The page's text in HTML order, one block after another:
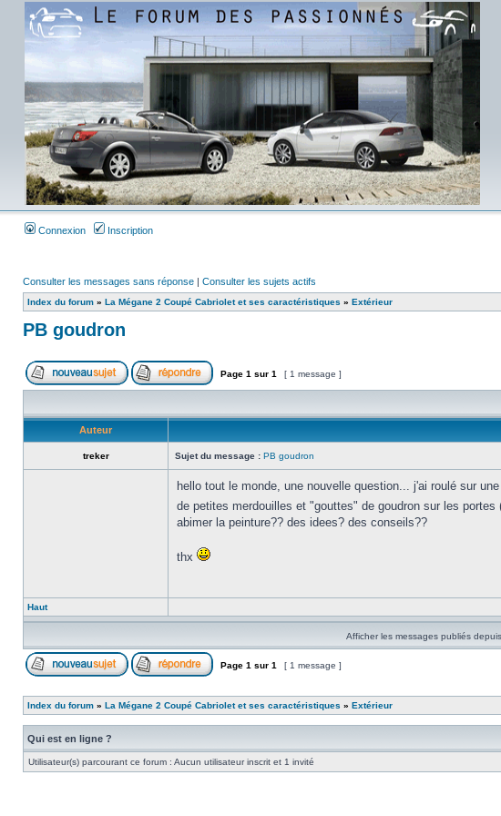
Connexion Inscription
Consulter les messages sans réponse | Consulter les sujets actifs
Index du forum » La Mégane 2 Coupé Cabriolet et ses caractéristiques » Extérieur
PB goudron
Page 1 sur 1 [ 1 message ]
Auteur
treker Sujet du message : PB goudron
hello tout le monde, une nouvelle question... j'ai roulé sur
de petites merdouilles et "gouttes" de goudron sur les
abimer la peinture?? des idees? des conseils??
thx
Haut
Afficher les messages publiés
Page 1 sur 1 [ 1 message ]
Index du forum » La Mégane 2 Coupé Cabriolet et ses caractéristiques » Extérieur
Qui est en ligne ?
Utilisateur(s) parcourant ce forum : Aucun utilisateur inscrit et 1 invité